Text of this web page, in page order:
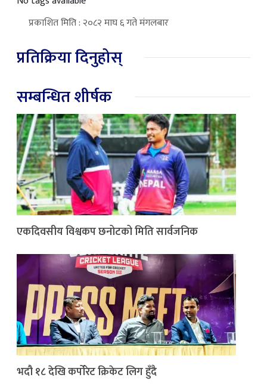
प्रकाशित मिति : २०८२ माघ ६ गते मंगलबार
प्रतिक्रिया दिनुहोस्
सम्बन्धित शीर्षक
एकदिवसीय विश्वकप छनोटको मिति सार्वजनिक
भदौ १८ देखि कर्पोरेट क्रिकेट लिग हुँदै